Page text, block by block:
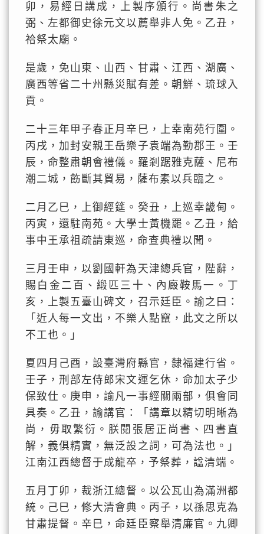
卯，易經日講成，上製序頒行。尚書朱之
弼、左都御史徐元文以薦舉非人免。乙丑，
祫祭太廟。
是歲，免山東、山西、甘肅、江西、湖廣、
廣西等省二十州縣災賦有差。朝鮮、琉球入
貢。
二十三年甲子春正月辛巳，上幸南苑行圍。
丙戌，加封安親王岳樂子袁端為勤郡王。壬
辰，命整肅朝會禮儀。羅剎踞雅克薩、尼布
潮二城，飭斷其貿易，薩布素以兵臨之。
二月乙巳，上御經筵。癸丑，上巡幸畿甸。
丙寅，還駐南苑。大學士黃機罷。乙丑，給
事中王承祖疏請東巡，命查典禮以聞。
三月壬申，以劉國軒為天津總兵官，陛辭，
賜白金二百、緞匹三十、內廄鞍馬一。丁
亥，上製五臺山碑文，召示廷臣。諭之曰：
「近人每一文出，不樂人點竄，此文之所以
不工也。」
夏四月己酉，設臺灣府縣官，隸福建行省。
壬子，刑部左侍郎宋文運乞休，命加太子少
保致仕。庚申，諭凡一事經關兩部，俱會同
具奏。乙丑，諭講官：「講章以精切明晰為
尚，毋取繁衍。朕閱張居正尚書、四書直
解，義俱精實，無泛設之詞，可為法也。」
江南江西總督于成龍卒，予祭葬，諡清端。
五月丁卯，裁浙江總督。以公瓦山為滿洲都
統。己巳，修大清會典。丙子，以孫思克為
甘肅提督。辛巳，命廷臣察舉清廉官。九卿